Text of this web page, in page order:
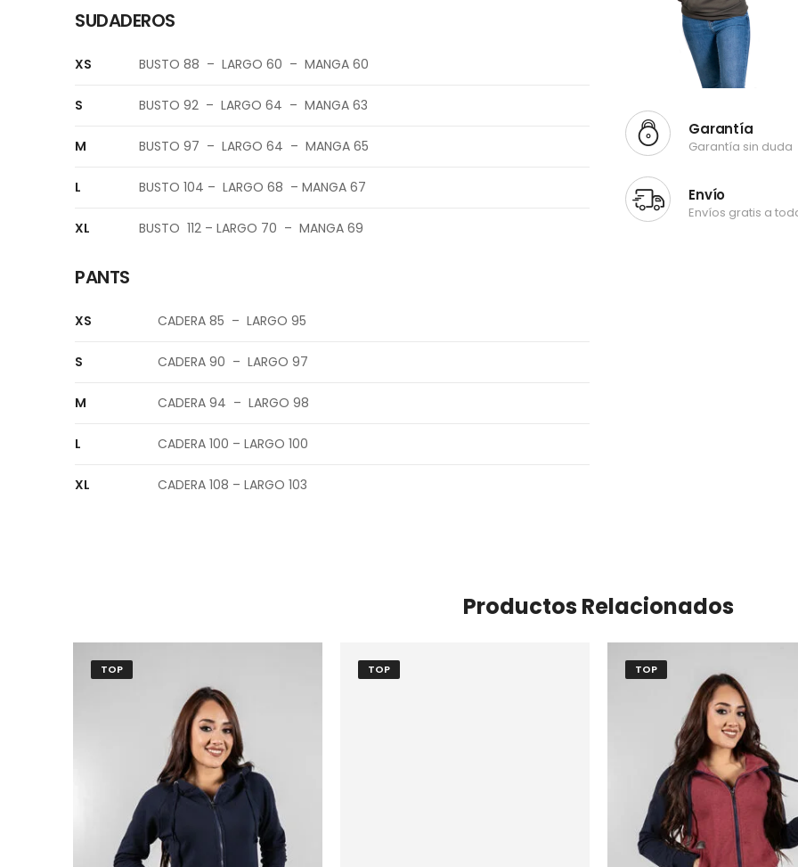
SUDADEROS
XS BUSTO 88 – LARGO 60 – MANGA 60
S BUSTO 92 – LARGO 64 – MANGA 63
M BUSTO 97 – LARGO 64 – MANGA 65
L BUSTO 104 – LARGO 68 – MANGA 67
XL BUSTO 112 – LARGO 70 – MANGA 69
PANTS
XS CADERA 85 – LARGO 95
S CADERA 90 – LARGO 97
M CADERA 94 – LARGO 98
L CADERA 100 – LARGO 100
XL CADERA 108 – LARGO 103
Garantía
Garantía sin duda
Envío
Envíos gratis a
Productos Relacionados
TOP TOP TOP